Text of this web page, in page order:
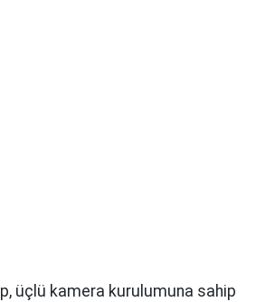
üçlü kamera kurulumuna sahip